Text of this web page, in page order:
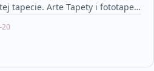
tapecie. Arte Tapety i fototapety
20